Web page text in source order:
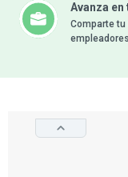
Avanza
Comparte